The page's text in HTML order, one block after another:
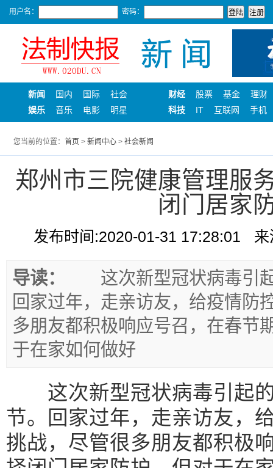
用户名： 密码：
新闻 国内 国际
社会
娱乐
音乐 电影 明星
财经 股票 基金
理财
科技
IT 互联网 手机
您当前的位置： 首页 > 新闻中心 > 社会新闻
郑州市三院健康管理服
闭门居家
发布时间:2020-01-31 17:28:01
导读：
这次新型冠状病毒引起
回家过年，走亲访友，给疫情防
多朋友都积极响应号召，在春节
于在家如何做好
这次新型冠状病毒引起的
节。回家过年，走亲访友，
挑战，尽管很多朋友都积极